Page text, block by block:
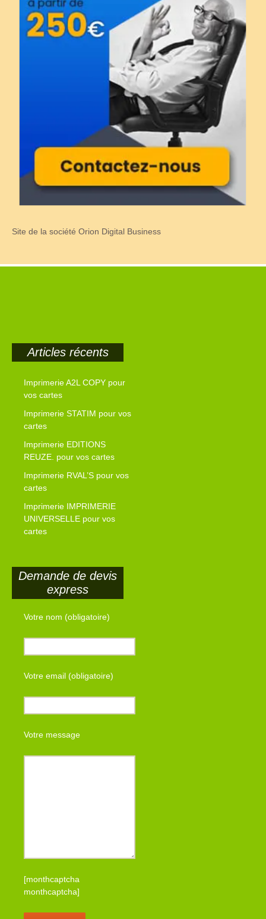
Site de la société Orion Digital Business
Articles récents
Imprimerie A2L COPY pour
vos cartes
Imprimerie STATIM pour vos
cartes
Imprimerie EDITIONS
REUZE. pour vos cartes
Imprimerie RVAL’S pour vos
cartes
Imprimerie IMPRIMERIE
UNIVERSELLE pour vos
cartes
Demande de devis
express
Votre nom (obligatoire)
Votre email (obligatoire)
Votre message
[monthcaptcha
monthcaptcha]